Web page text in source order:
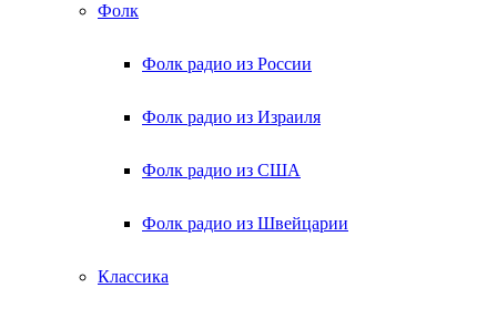
Фолк
Фолк радио из России
Фолк радио из Израиля
Фолк радио из США
Фолк радио из Швейцарии
Классика